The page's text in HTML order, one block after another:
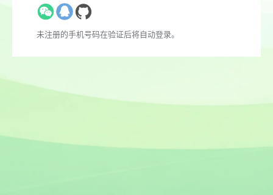
未注册的手机号码在验证后将自动登录。